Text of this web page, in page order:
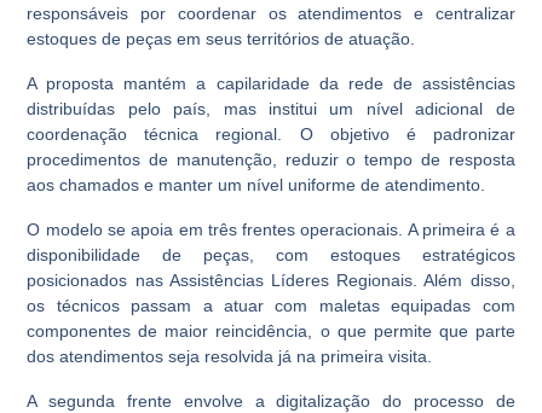
responsáveis por coordenar os atendimentos e centralizar
estoques de peças em seus territórios de atuação.
A proposta mantém a capilaridade da rede de assistências
distribuídas pelo país, mas institui um nível adicional de
coordenação técnica regional. O objetivo é padronizar
procedimentos de manutenção, reduzir o tempo de resposta
aos chamados e manter um nível uniforme de atendimento.
O modelo se apoia em três frentes operacionais. A primeira é a
disponibilidade de peças, com estoques estratégicos
posicionados nas Assistências Líderes Regionais. Além disso,
os técnicos passam a atuar com maletas equipadas com
componentes de maior reincidência, o que permite que parte
dos atendimentos seja resolvida já na primeira visita.
A segunda frente envolve a digitalização do processo de